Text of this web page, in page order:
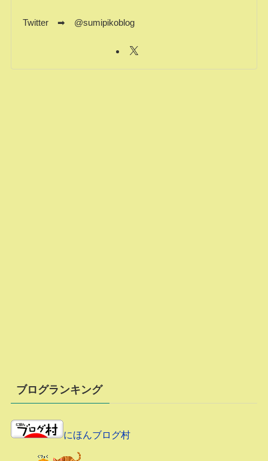
Twitter ➡ @sumipikoblog
ブログランキング
にほんブログ村